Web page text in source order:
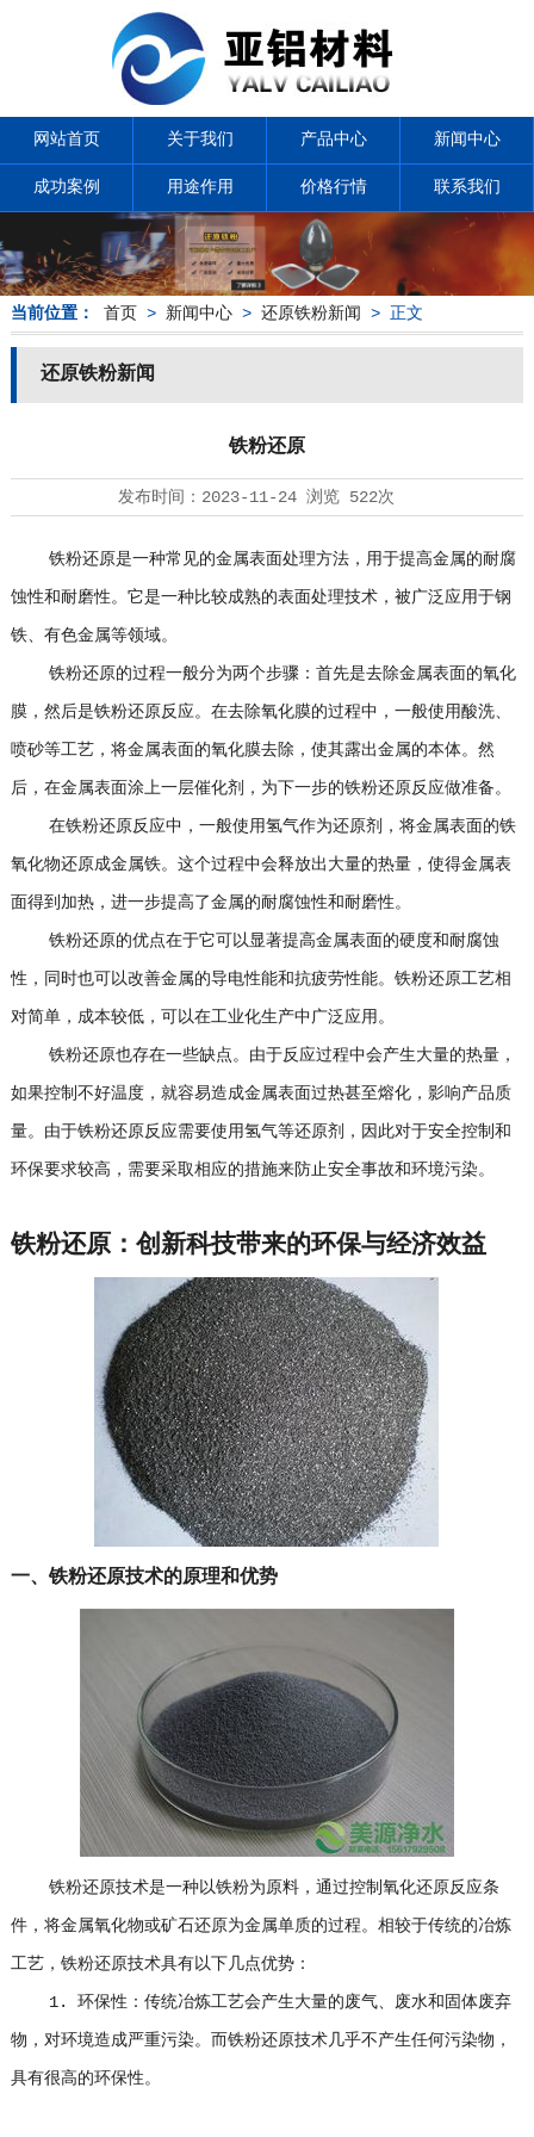
网站首页 关于我们 产品中心 新闻中心
成功案例 用途作用 价格行情 联系我们
当前位置： 首页 > 新闻中心> 还原铁粉新闻 > 正文
还原铁粉新闻
铁粉还原
发布时间： 2023-11-24浏览 522次
铁粉还原是一种常见的金属表面处理方法，用于提高金属的耐腐
蚀性和耐磨性。它是一种比较成熟的表面处理技术，被广泛应用于钢
铁、有色金属等领域。
铁粉还原的过程一般分为两个步骤：首先是去除金属表面的氧化
膜，然后是铁粉还原反应。在去除氧化膜的过程中，一般使用酸洗、
喷砂等工艺，将金属表面的氧化膜去除，使其露出金属的本体。然
后，在金属表面涂上一层催化剂，为下一步的铁粉还原反应做准备。
在铁粉还原反应中，一般使用氢气作为还原剂，将金属表面的铁
氧化物还原成金属铁。这个过程中会释放出大量的热量，使得金属表
面得到加热，进一步提高了金属的耐腐蚀性和耐磨性。
铁粉还原的优点在于它可以显著提高金属表面的硬度和耐腐蚀
性，同时也可以改善金属的导电性能和抗疲劳性能。铁粉还原工艺相
对简单，成本较低，可以在工业化生产中广泛应用。
铁粉还原也存在一些缺点。由于反应过程中会产生大量的热量，
如果控制不好温度，就容易造成金属表面过热甚至熔化，影响产品质
量。由于铁粉还原反应需要使用氢气等还原剂，因此对于安全控制和
环保要求较高，需要采取相应的措施来防止安全事故和环境污染。
铁粉还原：创新科技带来的环保与经济效益
一、铁粉还原技术的原理和优势
铁粉还原技术是一种以铁粉为原料，通过控制氧化还原反应条
件，将金属氧化物或矿石还原为金属单质的过程。相较于传统的冶炼
工艺，铁粉还原技术具有以下几点优势：
1. 环保性：传统冶炼工艺会产生大量的废气、废水和固体废弃
物，对环境造成严重污染。而铁粉还原技术几乎不产生任何污染物，
具有很高的环保性。